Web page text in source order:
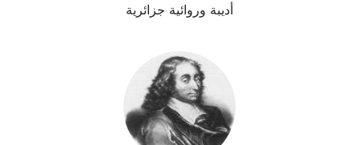
أديبة وروائية جزائرية